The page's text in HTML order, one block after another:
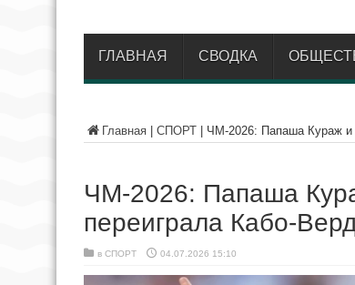
ГЛАВНАЯ СВОДКА
Главная СПОРТ ЧМ-2026: Папаша Кураж и
ЧМ-2026: Папаша
переиграла Кабо-
в СПОРТ 04.07.2026 15:10